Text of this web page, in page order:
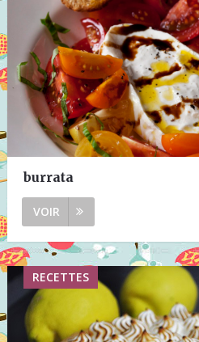
burrata
VOIR
RECETTES